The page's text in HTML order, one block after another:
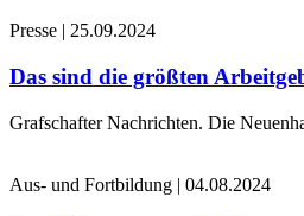
Presse | 25.09.2024
Das sind die größten
Grafschafter Nachrichten. Die
Aus- und Fortbildung | 04.08.2024